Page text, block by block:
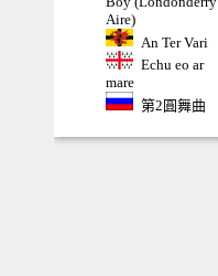
Aire)
An Ter Vari
Echu eo ar
mare
第2圓舞曲